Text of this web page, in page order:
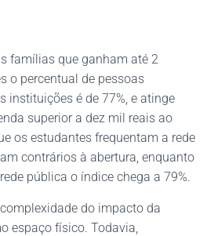
famílias que ganham até 2
o percentual de pessoas
instituições é de 77%, e atinge
superior a dez mil reais ao
os estudantes frequentam a rede
contrários à abertura, enquanto
pública o índice chega a 79%.
do impacto da
espaço físico. Todavia,